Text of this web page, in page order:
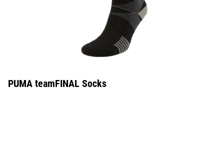
PUMA teamFINAL Socks